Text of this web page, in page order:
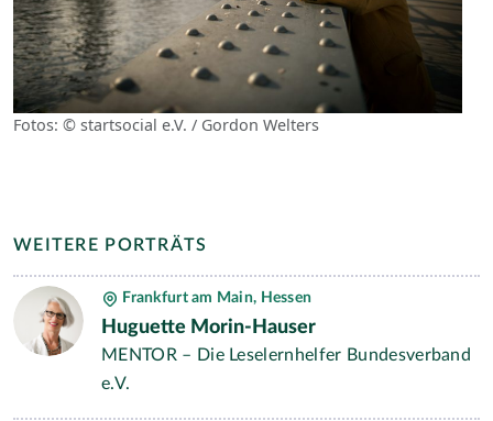
Fotos: © startsocial e.V. / Gordon Welters
WEITERE PORTRÄTS
Frankfurt am Main, Hessen
Huguette Morin-Hauser
MENTOR – Die Leselernhelfer Bundesverband
e.V.